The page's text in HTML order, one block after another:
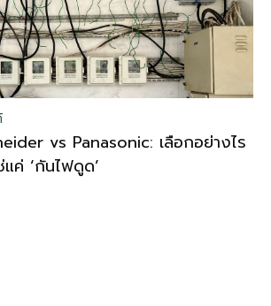
vs Panasonic: เลือกอย่างไร
ค่ ‘กันไฟดูด’